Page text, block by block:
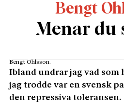
Bengt
Menar du
Bengt Ohlsson.
Ibland undrar jag vad som
jag trodde var en svensk
den repressiva toleransen.